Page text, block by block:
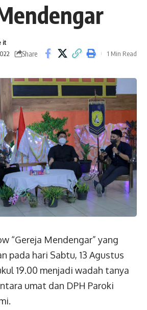
Share 1 Min Read
“Gereja Mendengar” yang
pada hari Sabtu, 13 Agustus
19.00 menjadi wadah tanya
umat dan DPH Paroki